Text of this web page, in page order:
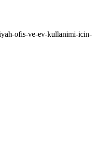
ofis-ve-ev-kullanimi-icin-